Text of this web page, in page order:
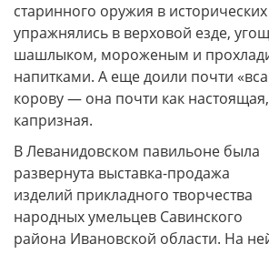
старинного оружия в
упражнялись в верховой езде,
шашлыком, мороженым и
напитками. А еще доили почти
корову — она почти как
капризная.
В Леванидовском павильоне была
развернута выставка-продажа
изделий прикладного творчества
народных умельцев Савинского
района Ивановской области. На